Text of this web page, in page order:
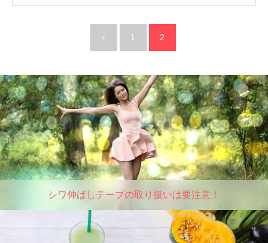
1 2
シワ伸ばしテープの取り扱いは要注意！